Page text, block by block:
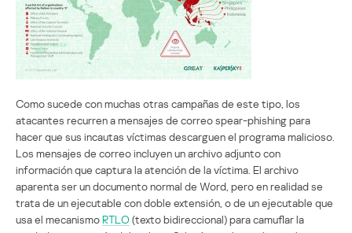
Como sucede con muchas otras campañas de este tipo, los
atacantes recurren a mensajes de correo spear-phishing para
hacer que sus incautas víctimas descarguen el programa malicioso.
Los mensajes de correo incluyen un archivo adjunto con
información que captura la atención de la víctima. El archivo
aparenta ser un documento normal de Word, pero en realidad se
trata de un ejecutable con doble extensión, o de un ejecutable que
usa el mecanismoRTLO(texto bidireccional) para camuflar la